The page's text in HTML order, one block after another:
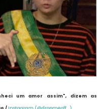
um amor assim", dizem as